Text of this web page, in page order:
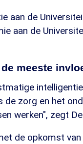
aan de
aan de
meeste
zorg en het
werken", zegt De
de opkomst